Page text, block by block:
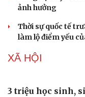
ảnh hưởng
Thời sự quốc tế
làm lộ điểm yếu
XÃ HỘI